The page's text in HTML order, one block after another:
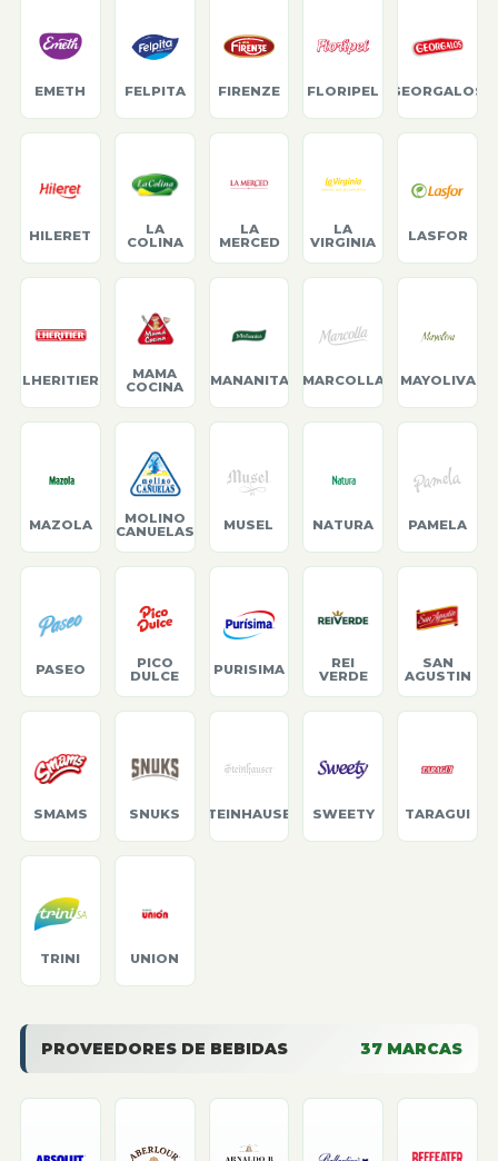
EMETH FELPITA FIRENZE FLORIPEL GEORGALOS
HILERET
LA
COLINA
LA
MERCED
LA
VIRGINIA
LASFOR
LHERITIER
MAMA
COCINA
MANANITA MARCOLLA MAYOLIVA
MAZOLA
MOLINO
CANUELAS
MUSEL NATURA PAMELA
PASEO
PICO
DULCE
PURISIMA
REI
VERDE
SAN
AGUSTIN
SMAMS SNUKS STEINHAUSER SWEETY TARAGUI
TRINI UNION
PROVEEDORES DE BEBIDAS 37 MARCAS